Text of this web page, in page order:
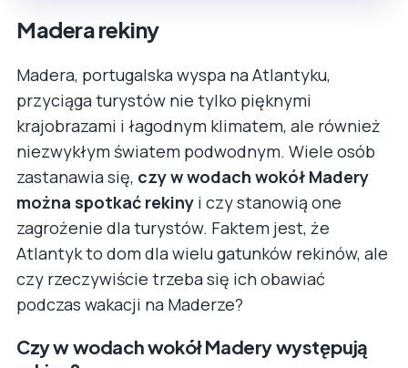
Madera rekiny
Madera, portugalska wyspa na Atlantyku,
przyciąga turystów nie tylko pięknymi
krajobrazami i łagodnym klimatem, ale również
niezwykłym światem podwodnym. Wiele osób
zastanawia się, czy w wodach wokół Madery
można spotkać rekiny i czy stanowią one
zagrożenie dla turystów. Faktem jest, że
Atlantyk to dom dla wielu gatunków rekinów, ale
czy rzeczywiście trzeba się ich obawiać
podczas wakacji na Maderze?
Czy w wodach wokół Madery występują